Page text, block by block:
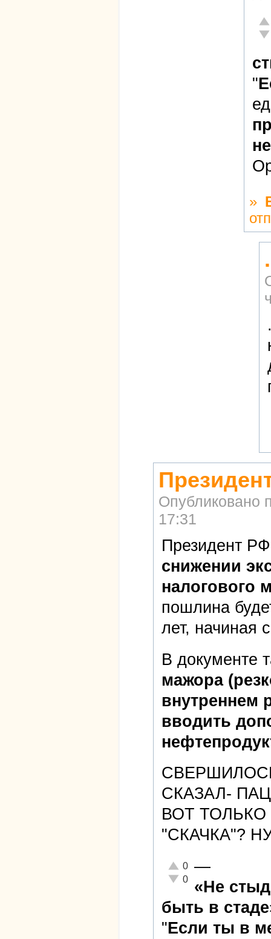
"
»
Опубликовано
17:31
Президент
снижении
налогового
пошлина
лет, начиная
В документе
мажора
внутреннем
вводить
СКАЗАЛ-
ВОТ
"СКАЧКА"?
Отлично!
0
Неадекватно!
0
—
«Не
быть в
"Если ты в